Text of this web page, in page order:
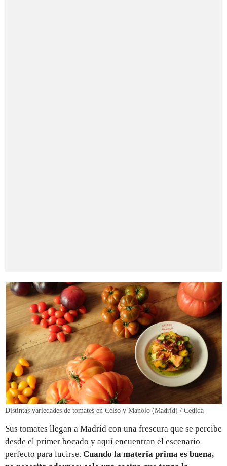
Distintas variedades de tomates en Celso y Manolo (Madrid) / Cedida
Sus tomates llegan a Madrid con una frescura que se percibe
desde el primer bocado y aquí encuentran el escenario
perfecto para lucirse. Cuando la materia prima es buena,